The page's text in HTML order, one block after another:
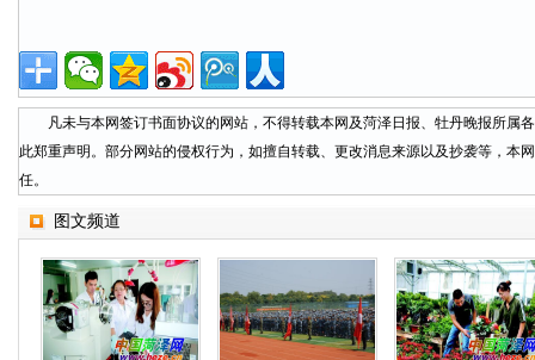
凡未与本网签订书面协议的网站，不得转载本网及菏泽日报、牡丹晚报所属
此郑重声明。部分网站的侵权行为，如擅自转载、更改消息来源以及抄袭等，本
任。
图文频道